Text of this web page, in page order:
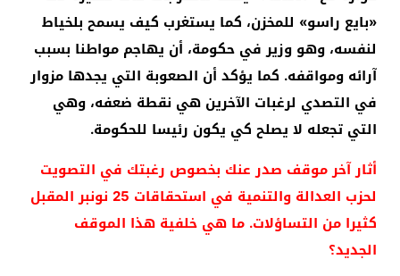
«بايع راسو» للمخزن، كما يستغرب كيف يسمح بلخياط
لنفسه، وهو وزير في حكومة، أن يهاجم مواطنا بسبب
آرائه ومواقفه. كما يؤكد أن الصعوبة التي يجدها مزوار
في التصدي لرغبات الآخرين هي نقطة ضعفه، وهي
التي تجعله لا يصلح كي يكون رئيسا للحكومة.
أثار آخر موقف صدر عنك بخصوص رغبتك في التصويت
لحزب العدالة والتنمية في استحقاقات 25 نونبر المقبل
كثيرا من التساؤلات. ما هي خلفية هذا الموقف
الجديد؟